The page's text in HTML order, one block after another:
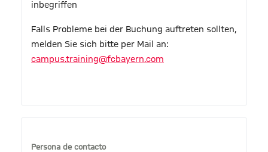
inbegriffen
Falls Probleme bei der Buchung auftreten sollten,
melden Sie sich bitte per Mail an:
campus.training@fcbayern.com
Persona de contacto